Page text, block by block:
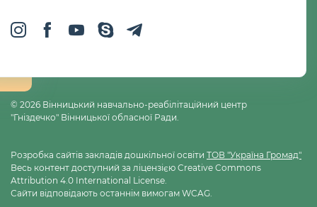
© 2026 Вінницький навчально-реабілітаційний центр
"Гніздечко" Вінницької обласної Ради
Розробка сайтів закладів дошкільної освіти ТОВ "Україна Громад"
Весь контент доступний за ліцензією Creative Commons
Attribution 4.0 International License.
Сайти відповідають останнім вимогам WCAG.